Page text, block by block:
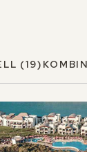
(19)